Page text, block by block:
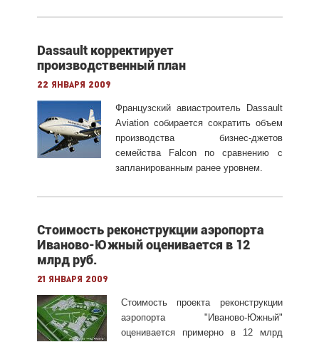
Dassault корректирует
производственный план
22 января 2009
Французский авиастроитель Dassault
Aviation собирается сократить объем
производства бизнес-джетов
семейства Falcon по сравнению с
запланированным ранее уровнем.
Стоимость реконструкции аэропорта
Иваново-Южный оценивается в 12
млрд руб.
21 января 2009
Стоимость проекта реконструкции
аэропорта "Иваново-Южный"
оценивается примерно в 12 млрд